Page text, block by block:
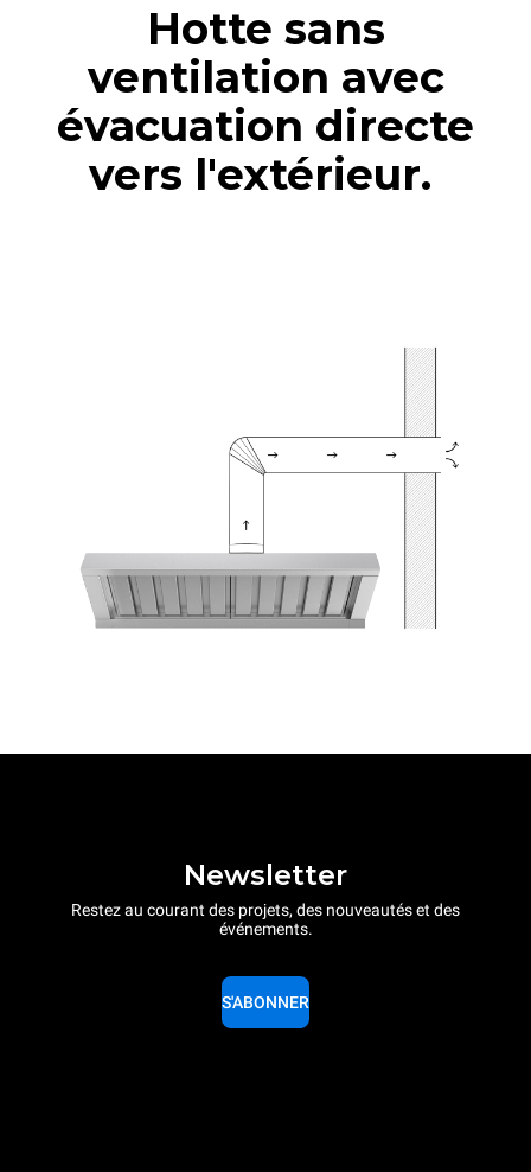
Hotte sans
ventilation avec
évacuation directe
vers l'extérieur.
Newsletter
Restez au courant des projets, des nouveautés et des
événements.
S'ABONNER